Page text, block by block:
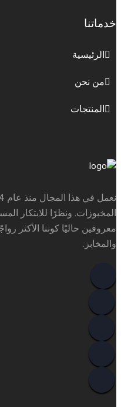
خدماتنا
الرئيسية
من نحن
المنتجات
المخبوزات. ونظرًا للابتكار
معروفين حاليًا كوننا الأكثر
والمخابز.